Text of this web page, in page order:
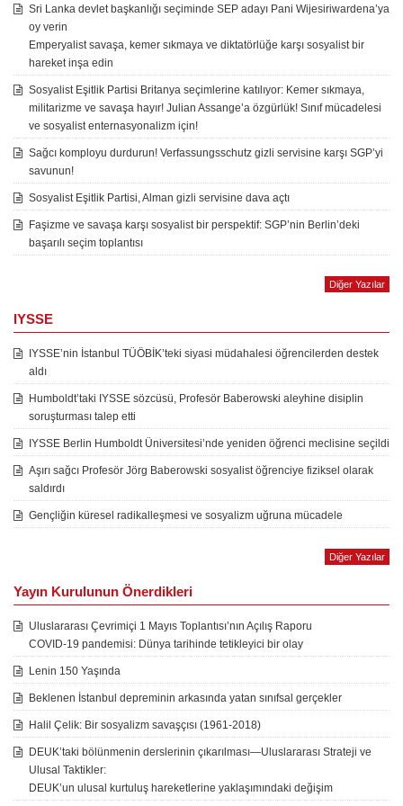
Sri Lanka devlet başkanlığı seçiminde SEP adayı Pani Wijesiriwardena’ya
oy verin
Emperyalist savaşa, kemer sıkmaya ve diktatörlüğe karşı sosyalist bir
hareket inşa edin
Sosyalist Eşitlik Partisi Britanya seçimlerine katılıyor: Kemer sıkmaya,
militarizme ve savaşa hayır! Julian Assange’a özgürlük! Sınıf mücadelesi
ve sosyalist enternasyonalizm için!
Sağcı komployu durdurun! Verfassungsschutz gizli servisine karşı SGP’yi
savunun!
Sosyalist Eşitlik Partisi, Alman gizli servisine dava açtı
Faşizme ve savaşa karşı sosyalist bir perspektif: SGP’nin Berlin’deki
başarılı seçim toplantısı
Diğer Yazılar
IYSSE
IYSSE’nin İstanbul TÜÖBİK’teki siyasi müdahalesi öğrencilerden destek
aldı
Humboldt’taki IYSSE sözcüsü, Profesör Baberowski aleyhine disiplin
soruşturması talep etti
IYSSE Berlin Humboldt Üniversitesi’nde yeniden öğrenci meclisine seçildi
Aşırı sağcı Profesör Jörg Baberowski sosyalist öğrenciye fiziksel olarak
saldırdı
Gençliğin küresel radikalleşmesi ve sosyalizm uğruna mücadele
Diğer Yazılar
Yayın Kurulunun Önerdikleri
Uluslararası Çevrimiçi 1 Mayıs Toplantısı’nın Açılış Raporu
COVID-19 pandemisi: Dünya tarihinde tetikleyici bir olay
Lenin 150 Yaşında
Beklenen İstanbul depreminin arkasında yatan sınıfsal gerçekler
Halil Çelik: Bir sosyalizm savaşçısı (1961-2018)
DEUK’taki bölünmenin derslerinin çıkarılması—Uluslararası Strateji ve
Ulusal Taktikler:
DEUK’un ulusal kurtuluş hareketlerine yaklaşımındaki değişim